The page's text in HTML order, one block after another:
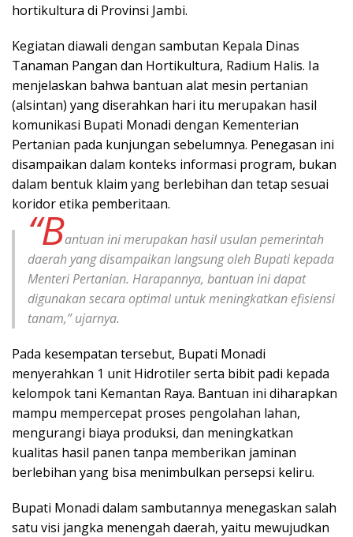
hortikultura di Provinsi Jambi.
Kegiatan diawali dengan sambutan Kepala Dinas
Tanaman Pangan dan Hortikultura, Radium Halis. Ia
menjelaskan bahwa bantuan alat mesin pertanian
(alsintan) yang diserahkan hari itu merupakan hasil
komunikasi Bupati Monadi dengan Kementerian
Pertanian pada kunjungan sebelumnya. Penegasan ini
disampaikan dalam konteks informasi program, bukan
dalam bentuk klaim yang berlebihan dan tetap sesuai
koridor etika pemberitaan.
“Bantuan ini merupakan hasil usulan pemerintah
daerah yang disampaikan langsung oleh Bupati kepada
Menteri Pertanian. Harapannya, bantuan ini dapat
digunakan secara optimal untuk meningkatkan efisiensi
tanam,” ujarnya.
Pada kesempatan tersebut, Bupati Monadi
menyerahkan 1 unit Hidrotiler serta bibit padi kepada
kelompok tani Kemantan Raya. Bantuan ini diharapkan
mampu mempercepat proses pengolahan lahan,
mengurangi biaya produksi, dan meningkatkan
kualitas hasil panen tanpa memberikan jaminan
berlebihan yang bisa menimbulkan persepsi keliru.
Bupati Monadi dalam sambutannya menegaskan salah
satu visi jangka menengah daerah, yaitu mewujudkan